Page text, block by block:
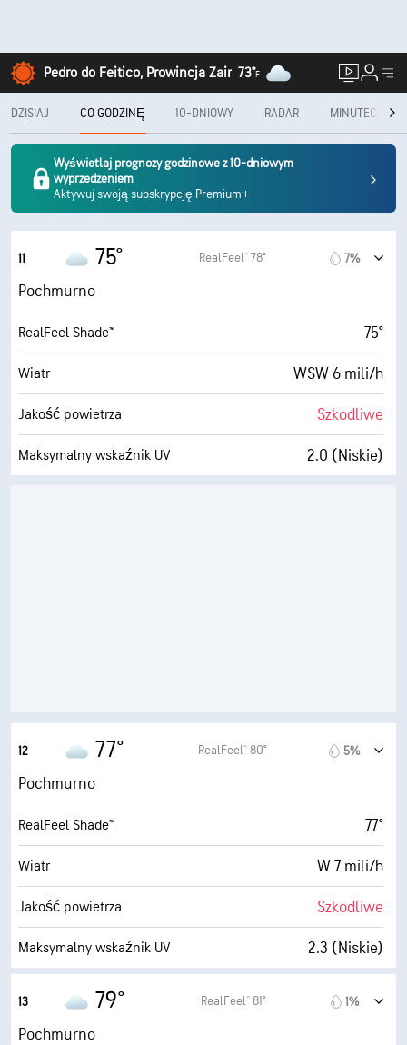
Pedro do Feitico, Prowincja Zair 73°F
DZISIAJ CO GODZINĘ 10-DNIOWY RADAR MINUTECAST®
Wyświetlaj prognozy godzinowe z 10-dniowym
wyprzedzeniem
Aktywuj swoją subskrypcję Premium+
11 75° RealFeel® 78° 7%
Pochmurno
RealFeel Shade™ 75°
Wiatr WSW 6 mili/h
Jakość powietrza Szkodliwe
Maksymalny wskaźnik UV 2.0 (Niskie)
1900 stopy
12 77° RealFeel® 80° 5%
Pochmurno
RealFeel Shade™ 77°
Wiatr W 7 mili/h
Jakość powietrza Szkodliwe
Maksymalny wskaźnik UV 2.3 (Niskie)
Porywy wiatru
Wilgotność
13 79° RealFeel® 81° 1%
Pochmurno